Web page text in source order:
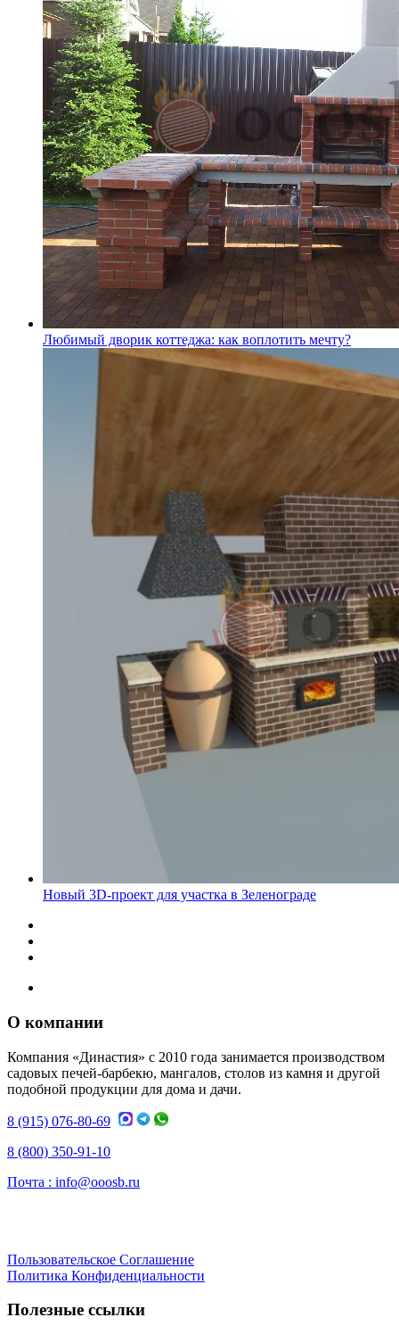
Любимый дворик коттеджа: как воплотить мечту?
Новый 3D-проект для участка в Зеленограде
О компании
Компания «Династия» с 2010 года занимается производством
садовых печей-барбекю, мангалов, столов из камня и другой
подобной продукции для дома и дачи.
8 (915) 076-80-69
8 (800) 350-91-10
Почта : info@ooosb.ru
Пользовательское Соглашение
Политика Конфиденциальности
Полезные ссылки